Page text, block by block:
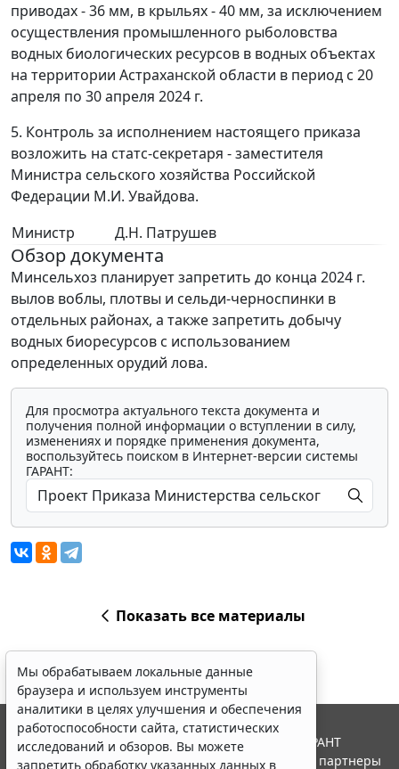
приводах - 36 мм, в крыльях - 40 мм, за исключением
осуществления промышленного рыболовства
водных биологических ресурсов в водных объектах
на территории Астраханской области в период с 20
апреля по 30 апреля 2024 г.
5. Контроль за исполнением настоящего приказа
возложить на статс-секретаря - заместителя
Министра сельского хозяйства Российской
Федерации М.И. Увайдова.
Министр
Д.Н. Патрушев
Обзор документа
Минсельхоз планирует запретить до конца 2024 г.
вылов воблы, плотвы и сельди-черноспинки в
отдельных районах, а также запретить добычу
водных биоресурсов с использованием
определенных орудий лова.
Для просмотра актуального текста документа и
получения полной информации о вступлении в силу,
изменениях и порядке применения документа,
воспользуйтесь поиском в Интернет-версии системы
ГАРАНТ:
Показать все материалы
Мы обрабатываем локальные данные
браузера и используем инструменты
аналитики в целях улучшения и обеспечения
работоспособности сайта, статистических
исследований и обзоров. Вы можете
запретить обработку указанных данных в
© ООО "НПП "ГАРАНТ-СЕРВИС", 2026. Система ГАРАНТ
выпускается с 1990 года. Компания "Гарант" и ее партнеры